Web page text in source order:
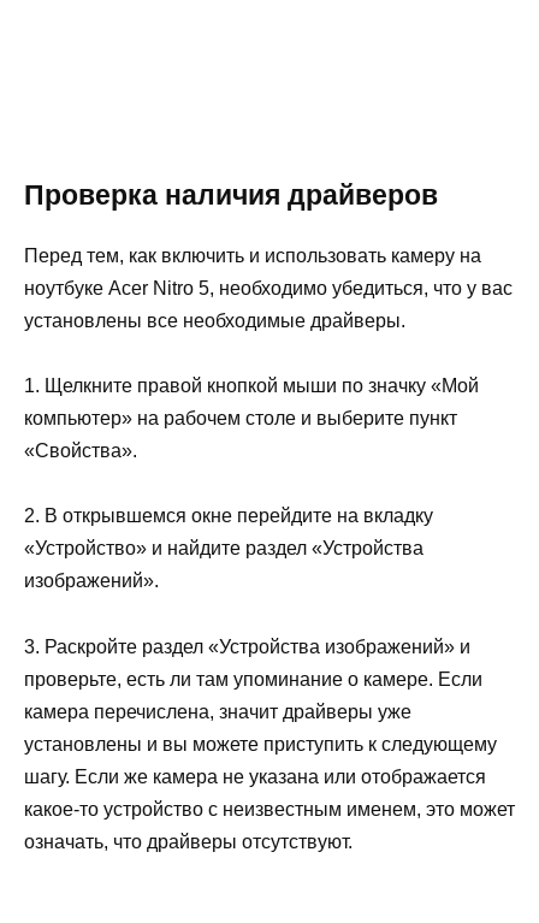
Проверка наличия драйверов
Перед тем, как включить и использовать камеру на
ноутбуке Acer Nitro 5, необходимо убедиться, что у вас
установлены все необходимые драйверы.
1. Щелкните правой кнопкой мыши по значку «Мой
компьютер» на рабочем столе и выберите пункт
«Свойства».
2. В открывшемся окне перейдите на вкладку
«Устройство» и найдите раздел «Устройства
изображений».
3. Раскройте раздел «Устройства изображений» и
проверьте, есть ли там упоминание о камере. Если
камера перечислена, значит драйверы уже
установлены и вы можете приступить к следующему
шагу. Если же камера не указана или отображается
какое-то устройство с неизвестным именем, это может
означать, что драйверы отсутствуют.